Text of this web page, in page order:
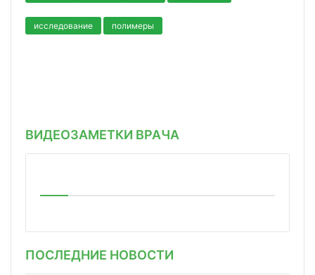
исследование полимеры
ВИДЕОЗАМЕТКИ ВРАЧА
ПОСЛЕДНИЕ НОВОСТИ